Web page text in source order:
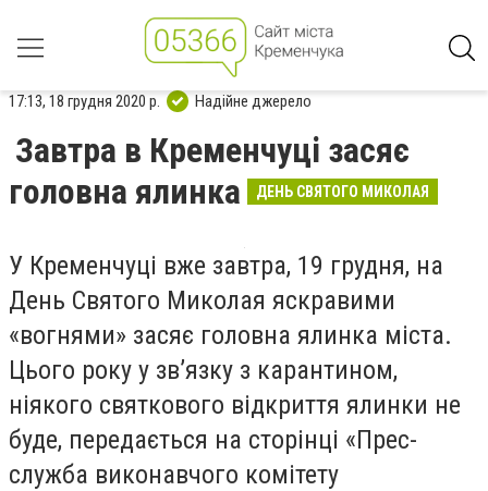
17:13, 18 грудня 2020 р. Надійне джерело
Завтра в Кременчуці засяє
головна ялинка
ДЕНЬ СВЯТОГО МИКОЛАЯ
У Кременчуці вже завтра, 19 грудня, на
День Святого Миколая яскравими
«вогнями» засяє головна ялинка міста.
Цього року у зв’язку з карантином,
ніякого святкового відкриття ялинки не
буде, передається на сторінці «Прес-
служба виконавчого комітету